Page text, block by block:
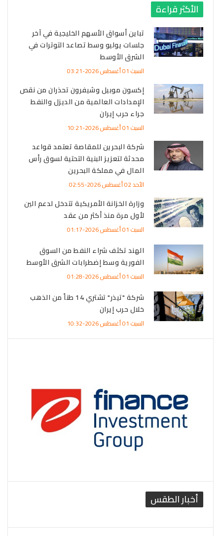
الأكثر قراءة
تباين أسواق الأسهم الخليجية في آخر
جلسات يوليو وسط تصاعد التوترات في
الشرق الأوسط
السبت 01 أغسطس 2026-03:21
إكسون موبيل وشيفرون تحذران من نقص
الإمدادات العالمية من الديزل والنفط
جراء حرب إيران
السبت 01 أغسطس 2026-10:21
شركة البحرين للمقاصة تعتمد قواعد
محدثة لتعزيز البنية التحتية لسوق رأس
المال في مملكة البحرين
الأحد 02 أغسطس 2026-02:55
وزارة الخزانة الأمريكية تتدخل لدعم الين
لأول مرة منذ أكثر من عقد
السبت 01 أغسطس 2026-01:17
الهند تكثف شراء النفط من السوق
الفورية وسط إضطرابات الشرق الأوسط
السبت 01 أغسطس 2026-01:28
شركة "تيذر" تشتري 14 طناً من الذهب
خلال حرب إيران
السبت 01 أغسطس 2026-10:32
أخبار الطقس